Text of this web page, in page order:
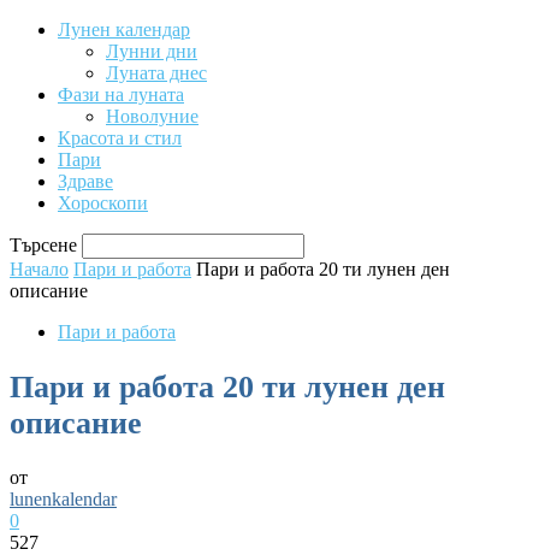
Лунен календар
Лунни дни
Луната днес
Фази на луната
Новолуние
Красота и стил
Пари
Здраве
Хороскопи
Търсене
Начало Пари и работа Пари и работа 20 ти лунен ден
описание
Пари и работа
Пари и работа 20 ти лунен ден
описание
от
lunenkalendar
0
527